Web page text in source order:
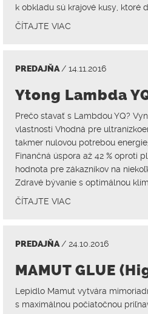
k obkladu sú krajové kusy, ktoré
ČÍTAJTE VIAC
PREDAJŇA/ 14.11.2016
Ytong Lambda
Prečo stavať s Lambdou YQ?
vlastnosti Vhodná pre
takmer nulovou potrebou
Finančná úspora až 42 % oproti
hodnota pre zákazníkov na
Zdravé bývanie s optimálnou
ČÍTAJTE VIAC
PREDAJŇA/ 24.10.2016
MAMUT GLUE
Lepidlo Mamut vytvára
s maximálnou počiatočnou